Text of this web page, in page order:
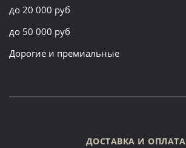
до 20 000 руб
до 50 000 руб
Дорогие и премиальные
ДОСТАВКА И ОПЛАТА